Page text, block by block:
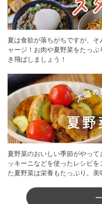
夏は食欲が落ちがちですが、
ャージ！お肉や夏野菜をたっ
き飛ばしましょう！
夏野菜のおいしい季節がやっ
ッキーニなどを使ったレシピ
た夏野菜は栄養もたっぷり。